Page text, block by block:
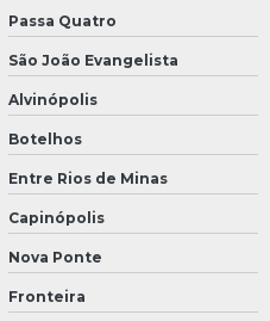
Passa Quatro
São João Evangelista
Alvinópolis
Botelhos
Entre Rios de Minas
Capinópolis
Nova Ponte
Fronteira